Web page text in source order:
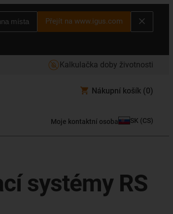
místa Přejít na www.igus.com
Kalkulačka doby životnosti
Nákupní košík (0)
Moje kontaktní osoba SK (CS)
systémy RS